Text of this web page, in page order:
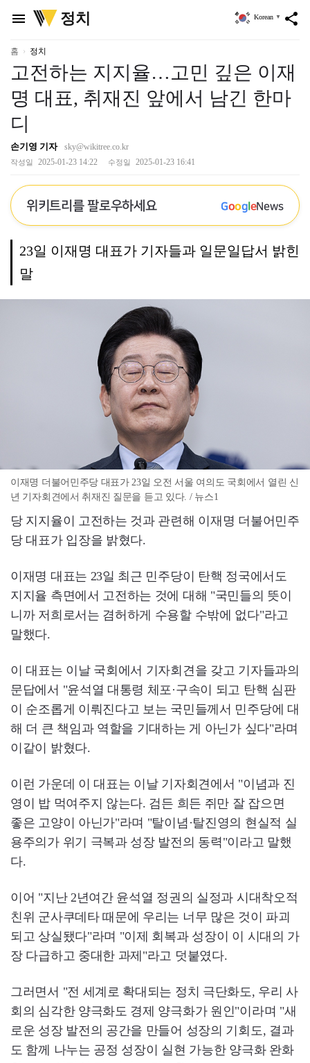
menu
위
키
정치 share
Korean ▼
홈 정치
고전하는 지지율…고민 깊은 이재
명 대표, 취재진 앞에서 남긴 한마
디
손기영 기자 sky@wikitree.co.kr
작성일 2025-01-23 14:22 수정일 2025-01-23 16:41
위키트리를 팔로우하세요 GoogleNews
23일 이재명 대표가 기자들과 일문일답서 밝힌
말
이재명 더불어민주당 대표가 23일 오전 서울 여의도 국회에서 열린 신
년 기자회견에서 취재진 질문을 듣고 있다. / 뉴스1
당 지지율이 고전하는 것과 관련해 이재명 더불어민주
당 대표가 입장을 밝혔다.
이재명 대표는 23일 최근 민주당이 탄핵 정국에서도
지지율 측면에서 고전하는 것에 대해 "국민들의 뜻이
니까 저희로서는 겸허하게 수용할 수밖에 없다"라고
말했다.
이 대표는 이날 국회에서 기자회견을 갖고 기자들과의
문답에서 "윤석열 대통령 체포·구속이 되고 탄핵 심판
이 순조롭게 이뤄진다고 보는 국민들께서 민주당에 대
해 더 큰 책임과 역할을 기대하는 게 아닌가 싶다"라며
이같이 밝혔다.
이런 가운데 이 대표는 이날 기자회견에서 "이념과 진
영이 밥 먹여주지 않는다. 검든 희든 쥐만 잘 잡으면
좋은 고양이 아닌가"라며 "탈이념·탈진영의 현실적 실
용주의가 위기 극복과 성장 발전의 동력"이라고 말했
다.
이어 "지난 2년여간 윤석열 정권의 실정과 시대착오적
친위 군사쿠데타 때문에 우리는 너무 많은 것이 파괴
되고 상실됐다"라며 "이제 회복과 성장이 이 시대의 가
장 다급하고 중대한 과제"라고 덧붙였다.
그러면서 "전 세계로 확대되는 정치 극단화도, 우리 사
회의 심각한 양극화도 경제 양극화가 원인"이라며 "새
로운 성장 발전의 공간을 만들어 성장의 기회도, 결과
도 함께 나누는 공정 성장이 실현 가능한 양극화 완화